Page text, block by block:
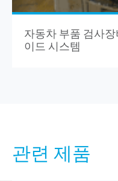
자동차 부품 검사장
이드 시스템
관련 제품